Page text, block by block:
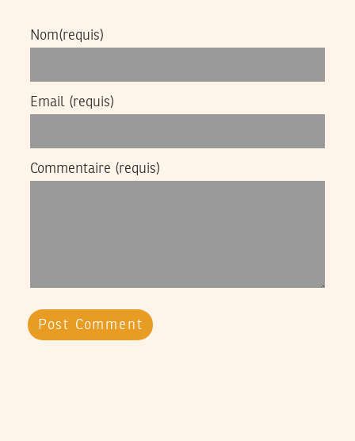
Nom(requis)
Email (requis)
Commentaire (requis)